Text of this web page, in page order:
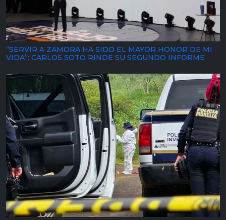
“SERVIR A ZAMORA HA SIDO EL MAYOR HONOR DE MI
VIDA”: CARLOS SOTO RINDE SU SEGUNDO INFORME